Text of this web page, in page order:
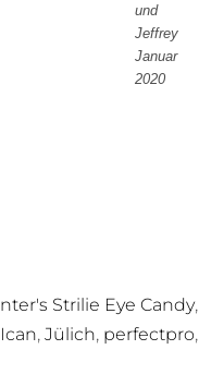
und
Jeffrey
Januar
2020
Strilie Eye Candy,
Ican, Jülich, perfectpro,